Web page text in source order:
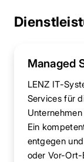
Managed
LENZ IT-
Services für
Ein
entgegen
oder Vor-